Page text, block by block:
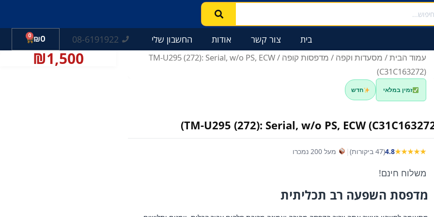
08-6191922
₪0
0
עגלת
קניות
בית צור קשר אודות החשבון שלי
עמוד הבית/ מסעדות וקפה / מדפסות קופה
/ TM-U295 (272): Serial, w/o PS, ECW
(C31C163272)
זמין במלאי חדש
TM-U295 (272): Serial, w/o PS, ECW
★★★★★
4.8(47 ביקורות) | מעל 200 נמכרו
₪1,500
משלוח חינם!
מדפסת השפעה רב תכליתית